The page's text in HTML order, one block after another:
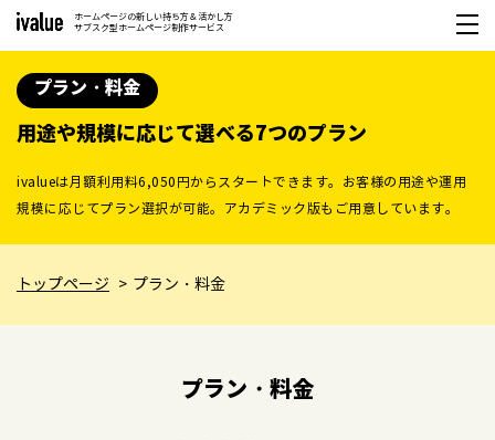
ホームページの新しい持ち方＆活かし方
サブスク型ホームページ制作サービス
プラン・料金
用途や規模に応じて選べる7つのプラン
ivalueは月額利用料6,050円からスタートできます。お客様の用途や運用
規模に応じてプラン選択が可能。アカデミック版もご用意しています。
トップページ プラン・料金
プラン・料金